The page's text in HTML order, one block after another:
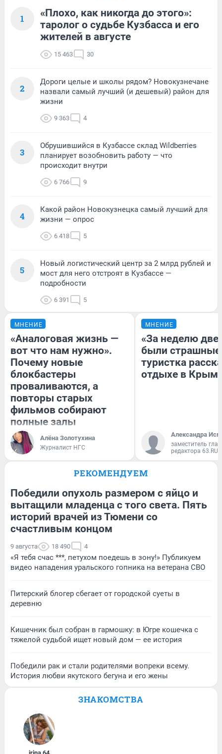
1
«Плохо, как никогда до этого»:
таролог о судьбе Кузбасса и его
жителей в августе
15 463 30
2
Дороги целые и школы рядом? Новокузнечане
назвали самый лучший (и дешевый) район для
жизни
9 363 4
3
Обрушившийся в Кузбассе склад Wildberries
планирует возобновить работу — что
происходит внутри
6 766 9
4
Какой район Новокузнецка самый лучший для
жизни — опрос
6 418 5
5
Новый логистический центр за 2 млрд рублей и
мост для него отстроят в Кузбассе —
подробности
6 391 5
МНЕНИЕ
«Аналоговая жизнь —
вот что нам нужно».
Почему новые
блокбастеры
проваливаются, а
повторы старых
фильмов собирают
полные залы
Алёна Золотухина
Журналист НГС
МНЕНИЕ
«За неделю две
были
туристка
отдыхе в
Александра
заместитель
редактора 63.RU
РЕКОМЕНДУЕМ
Победили опухоль размером с яйцо и
вытащили младенца с того света. Пять
историй врачей из Тюмени со
счастливым концом
9 августа 18 490 4
«Я тебя счас ***, петухом поедешь в зону!» Публикуем
видео нападения уральского гопника на ветерана СВО
Питерский блогер сбегает от городской суеты в
деревню
Кишечник был собран в гармошку: в Югре кошечка с
тяжелой судьбой ищет новый дом — ее история
Победили рак и стали родителями вопреки всему.
История любви якутского бегуна и его жены
ЗНАКОМСТВА